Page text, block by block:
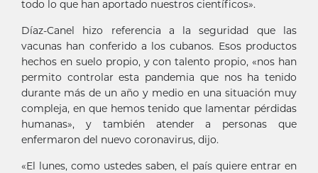
todo lo que han aportado nuestros científicos».
Díaz-Canel hizo referencia a la seguridad que las
vacunas han conferido a los cubanos. Esos productos
hechos en suelo propio, y con talento propio, «nos han
permito controlar esta pandemia que nos ha tenido
durante más de un año y medio en una situación muy
compleja, en que hemos tenido que lamentar pérdidas
humanas», y también atender a personas que
enfermaron del nuevo coronavirus, dijo.
«El lunes, como ustedes saben, el país quiere entrar en